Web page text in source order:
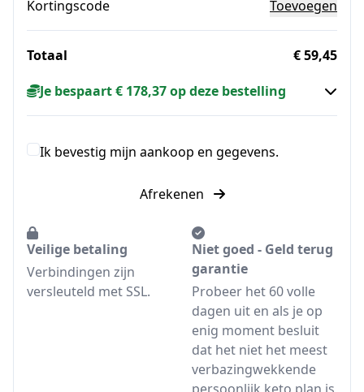
Kortingscode Toevoegen
Totaal
€ 59,45
Je bespaart € 178,37 op deze bestelling
Ik bevestig mijn aankoop en gegevens.
Afrekenen
Veilige betaling
Verbindingen zijn
versleuteld met SSL.
Niet goed - Geld terug
garantie
Probeer het 60 volle
dagen uit en als je op
enig moment besluit
dat het niet het meest
verbazingwekkende